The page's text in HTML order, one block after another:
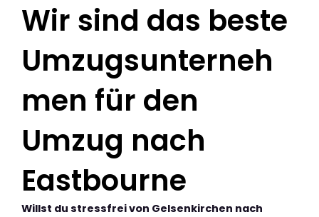
Wir sind das beste
Umzugsunterneh
men für den
Umzug nach
Eastbourne
Willst du stressfrei von Gelsenkirchen nach